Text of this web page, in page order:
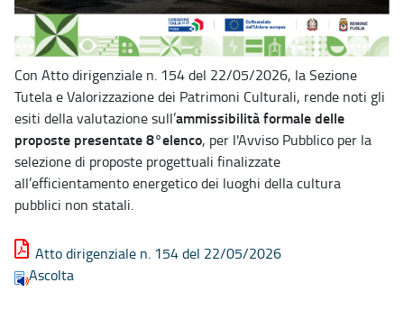
Con Atto dirigenziale n. 154 del 22/05/2026, la Sezione
Tutela e Valorizzazione dei Patrimoni Culturali, rende noti gli
esiti della valutazione sull’ammissibilità formale delle
proposte presentate 8°elenco, per l'Avviso Pubblico per la
selezione di proposte progettuali finalizzate
all’efficientamento energetico dei luoghi della cultura
pubblici non statali.
Atto dirigenziale n. 154 del 22/05/2026
Ascolta